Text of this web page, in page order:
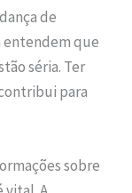
de
entendem que
séria. Ter
para
sobre